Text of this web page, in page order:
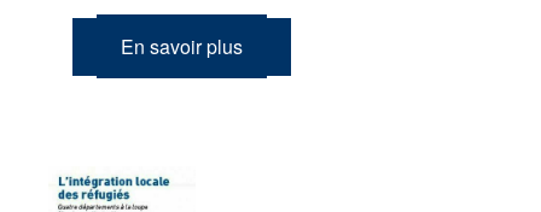
En savoir plus